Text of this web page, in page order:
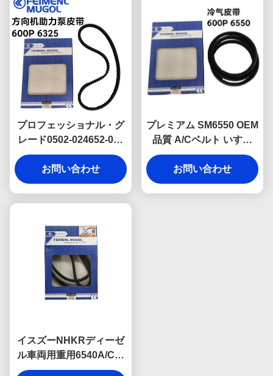
す。
プロフェッショナル・グ
レード0502-024652-009
OEMパワーステアリング
ドライブベルト 6325
Isuzu 600P向け 安定した
お問い合わせ
プレミアム SM6550 OEM
品質 A/Cベルト いすゞ
600P 小型トラック用、
エアコンコンプレッサー
の安定した性能を確保す
お問い合わせ
イスズーNHKRディーゼ
ル車両用重用6540A/Cベ
ルト,耐磨,熱,裂けを防げ